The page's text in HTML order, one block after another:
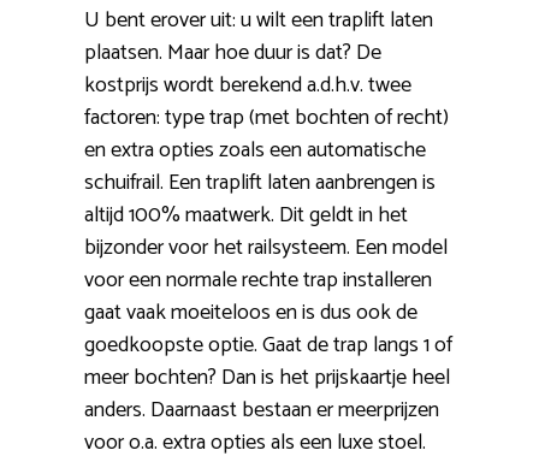
U bent erover uit: u wilt een traplift laten
plaatsen. Maar hoe duur is dat? De
kostprijs wordt berekend a.d.h.v. twee
factoren: type trap (met bochten of recht)
en extra opties zoals een automatische
schuifrail. Een traplift laten aanbrengen is
altijd 100% maatwerk. Dit geldt in het
bijzonder voor het railsysteem. Een model
voor een normale rechte trap installeren
gaat vaak moeiteloos en is dus ook de
goedkoopste optie. Gaat de trap langs 1 of
meer bochten? Dan is het prijskaartje heel
anders. Daarnaast bestaan er meerprijzen
voor o.a. extra opties als een luxe stoel.